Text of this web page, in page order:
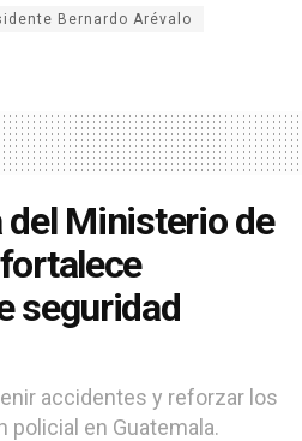
Bernardo Arévalo
del Ministerio de
seguridad
accidentes y reforzar los
policial en Guatemala.